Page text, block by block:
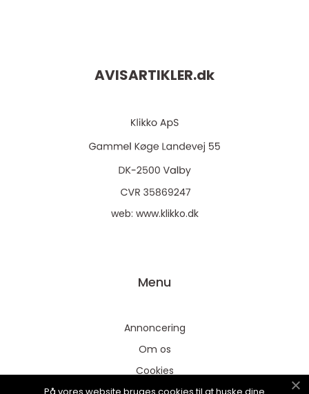
AVISARTIKLER.dk
web: www.klikko.dk
Menu
Annoncering
Om os
Cookies